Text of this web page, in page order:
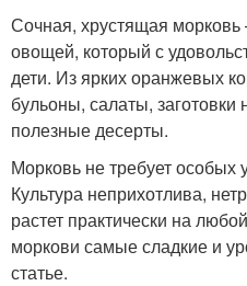
Сочная, хрустящая
овощей, который с
дети. Из ярких оранжевых
бульоны, салаты, заготовки
полезные десерты.
Морковь не требует
Культура неприхотлива,
растет практически на
моркови самые сладкие и
статье.